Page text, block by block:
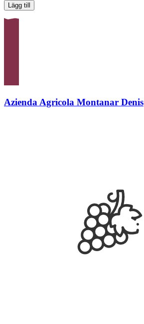
Lägg till
Azienda Agricola Montanar Denis